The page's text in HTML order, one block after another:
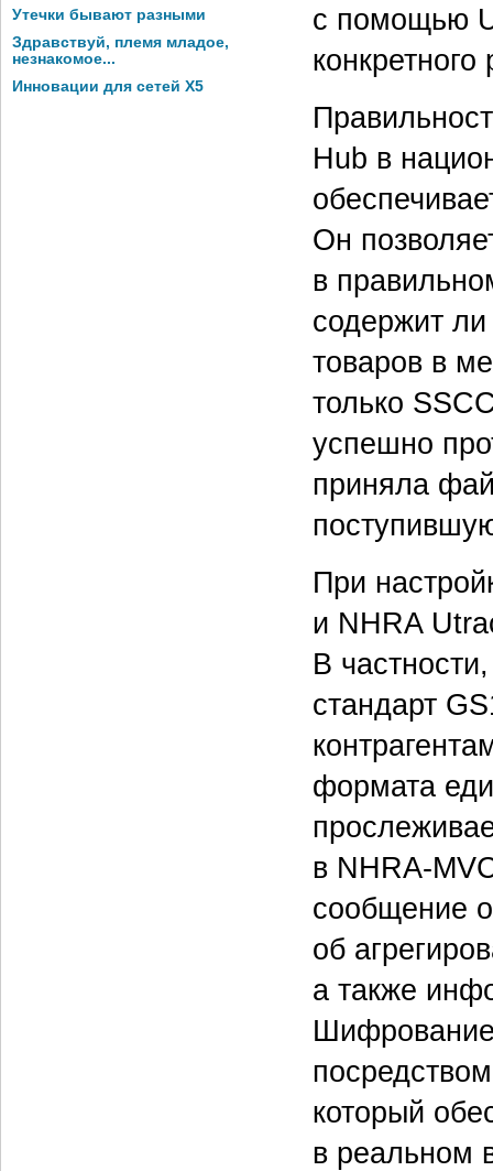
Утечки бывают разными
Здравствуй, племя младое,
незнакомое...
Инновации для сетей X5
с помощью
конкретного
Hub в
Он
в
содержит
товаров в
только
успешно
приняла
При
и NHRA
В
стандарт
формата
в NHRA-
сообщение
об
а также
Шифрование
который
в реальном